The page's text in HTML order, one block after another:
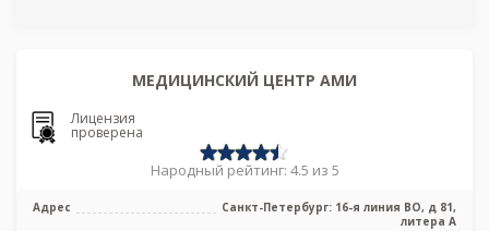
МЕДИЦИНСКИЙ ЦЕНТР АМИ
Лицензия
проверена
Народный рейтинг: 4.5 из 5
Адрес
Санкт-Петербург: 16-я линия ВО, д 81,
литера А